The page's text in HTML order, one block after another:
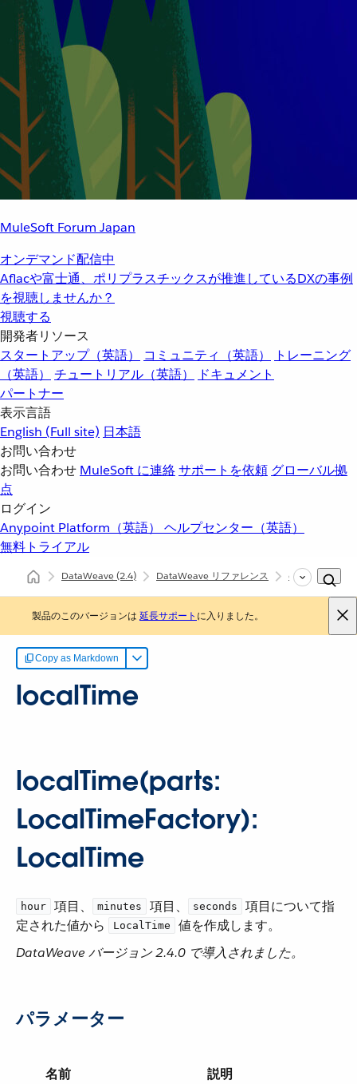
MuleSoft Forum Japan
オンデマンド配信中
Aflacや富士通、ポリプラスチックスが推進しているDXの事例
を視聴しませんか？
視聴する
開発者リソース
スタートアップ（英語）
コミュニティ（英語）
トレーニング
（英語）
チュートリアル（英語）
ドキュメント
パートナー
表示言語
English (Full site) 日本語
お問い合わせ
お問い合わせ MuleSoft に連絡サポートを依頼 グローバル拠
点
ログイン
Anypoint Platform（英語） ヘルプセンター（英語）
無料トライアル
DataWeave(2.4) DataWeave リファレンス dw::core::Dates
製品のこのバージョンは 延長サポート に入りました。
Copy as Markdown
localTime
localTime(parts:
LocalTimeFactory):
LocalTime
hour ​ 項目、​ minutes ​ 項目、​ seconds
​ 項目について指
定された値から ​
LocalTime
​ 値を作成します。
DataWeave バージョン 2.4.0 で導入されました。
パラメーター
名前 説明